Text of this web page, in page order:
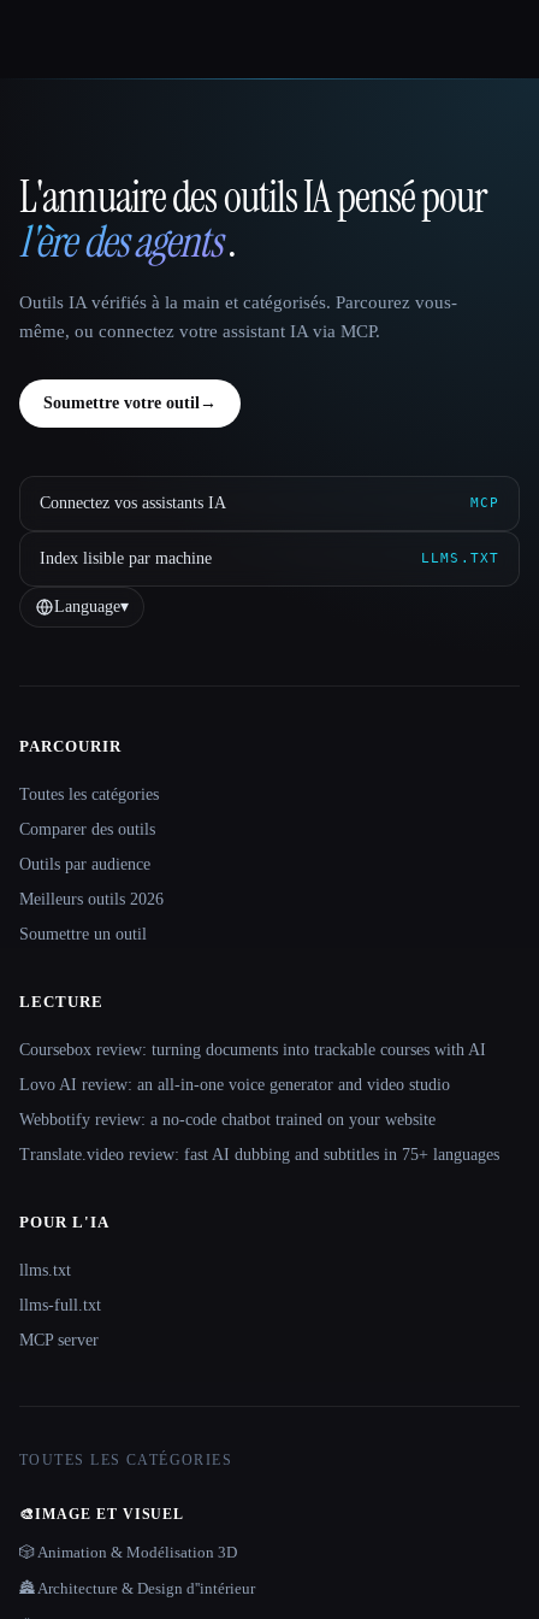
That AI Collection
L'annuaire des outils IA pensé pour
l'ère des agents.
Outils IA vérifiés à la main et catégorisés. Parcourez vous-
même, ou connectez votre assistant IA via MCP.
Soumettre votre outil→
Connectez vos assistants IA MCP
Index lisible par machine LLMS.TXT
Language▾
Site navigation
PARCOURIR
Toutes les catégories
Comparer des outils
Outils par audience
Meilleurs outils 2026
Soumettre un outil
LECTURE
Coursebox review: turning documents into trackable courses with AI
Lovo AI review: an all-in-one voice generator and video studio
Webbotify review: a no-code chatbot trained on your website
Translate.video review: fast AI dubbing and subtitles in 75+ languages
POUR L'IA
llms.txt
llms-full.txt
MCP server
TOUTES LES CATÉGORIES
🎨IMAGE ET VISUEL
🎲 Animation & Modélisation 3D
🏯 Architecture & Design d''intérieur